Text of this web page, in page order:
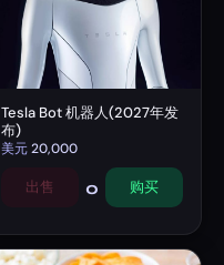
Tesla Bot 机器人(2027年发
布)
美元20,000
出售 0 购买